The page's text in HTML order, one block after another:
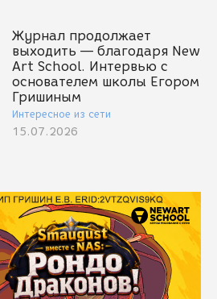
Журнал продолжает
выходить — благодаря New
Art School. Интервью с
основателем школы Егором
Гришиным
Интересное из сети
15.07.2026